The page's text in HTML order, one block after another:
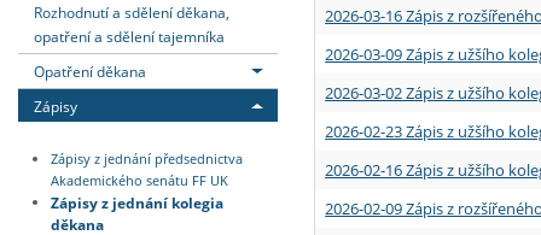
Rozhodnutí a sdělení děkana,
opatření a sdělení tajemníka
Opatření děkana
Zápisy
Zápisy z jednání předsednictva
Akademického senátu FF UK
Zápisy z jednání kolegia
děkana
2026-03-16 Zápis z
2026-03-09 Zápis z užšího
2026-03-02 Zápis z užšího
2026-02-23 Zápis z užšího
2026-02-16 Zápis z užšího
2026-02-09 Zápis z